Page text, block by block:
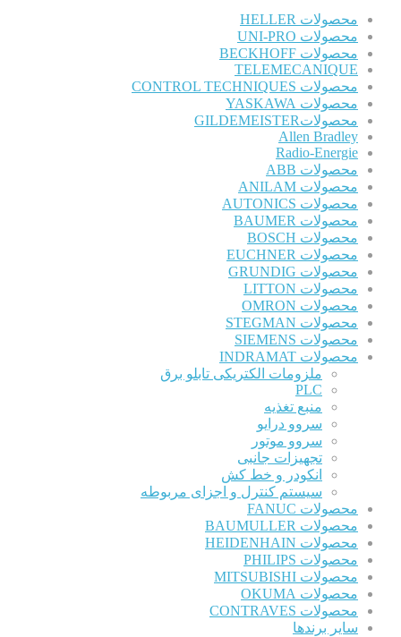
محصولات HELLER
محصولات UNI-PRO
محصولات BECKHOFF
TELEMECANIQUE
محصولات CONTROL TECHNIQUES
محصولات YASKAWA
محصولاتGILDEMEISTER
Allen Bradley
Radio-Energie
محصولات ABB
محصولات ANILAM
محصولات AUTONICS
محصولات BAUMER
محصولات BOSCH
محصولات EUCHNER
محصولات GRUNDIG
محصولات LITTON
محصولات OMRON
محصولات STEGMAN
محصولات SIEMENS
محصولات INDRAMAT
ملزومات الکتریکی تابلو برق
PLC
منبع تغذیه
سروو درایو
سروو موتور
تجهیزات جانبی
انکودر و خط کش
سیستم کنترل و اجزای مربوطه
محصولات FANUC
محصولات BAUMULLER
محصولات HEIDENHAIN
محصولات PHILIPS
محصولات MITSUBISHI
محصولات OKUMA
محصولات CONTRAVES
سایر برندها